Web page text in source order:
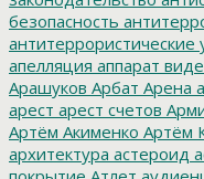
безопасность
антитеррористические
апелляция аппарат
Арашуков Арбат Арена
арест арест счетов
Артём Акименко Артём
архитектура астероид